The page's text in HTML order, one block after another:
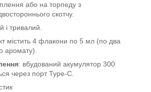
або на торпеду з
скотчу.
і тривалий.
містить 4 флакони по 5 мл (по два
аромату).
: вбудований акумулятор 300
через порт Type-C.